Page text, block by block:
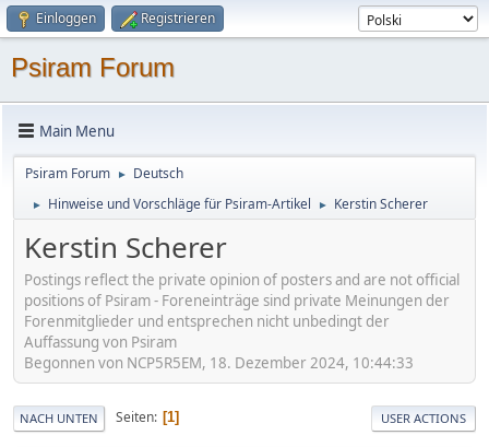
Einloggen Registrieren
Psiram Forum
Main Menu
Psiram Forum ► Deutsch
► Hinweise und Vorschläge für Psiram-Artikel ► Kerstin Scherer
Kerstin Scherer
Postings reflect the private opinion of posters and are not official
positions of Psiram - Foreneinträge sind private Meinungen der
Forenmitglieder und entsprechen nicht unbedingt der
Auffassung von Psiram
Begonnen von NCP5R5EM, 18. Dezember 2024, 10:44:33
NACH UNTEN Seiten 1 USER ACTIONS